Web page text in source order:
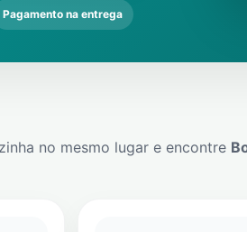
Pagamento na entrega
no mesmo lugar e encontre